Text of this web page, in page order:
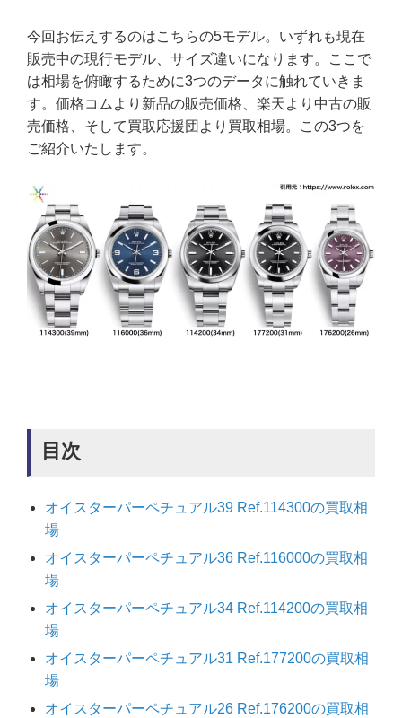
今回お伝えするのはこちらの5モデル。いずれも現在
販売中の現行モデル、サイズ違いになります。ここで
は相場を俯瞰するために3つのデータに触れていきま
す。価格コムより新品の販売価格、楽天より中古の販
売価格、そして買取応援団より買取相場。この3つを
ご紹介いたします。
目次
オイスターパーペチュアル39 Ref.114300の買取相
場
オイスターパーペチュアル36 Ref.116000の買取相
場
オイスターパーペチュアル34 Ref.114200の買取相
場
オイスターパーペチュアル31 Ref.177200の買取相
場
オイスターパーペチュアル26 Ref.176200の買取相